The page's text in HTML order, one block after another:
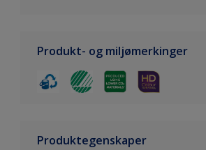
Produkt- og miljømerkinger
Produktegenskaper